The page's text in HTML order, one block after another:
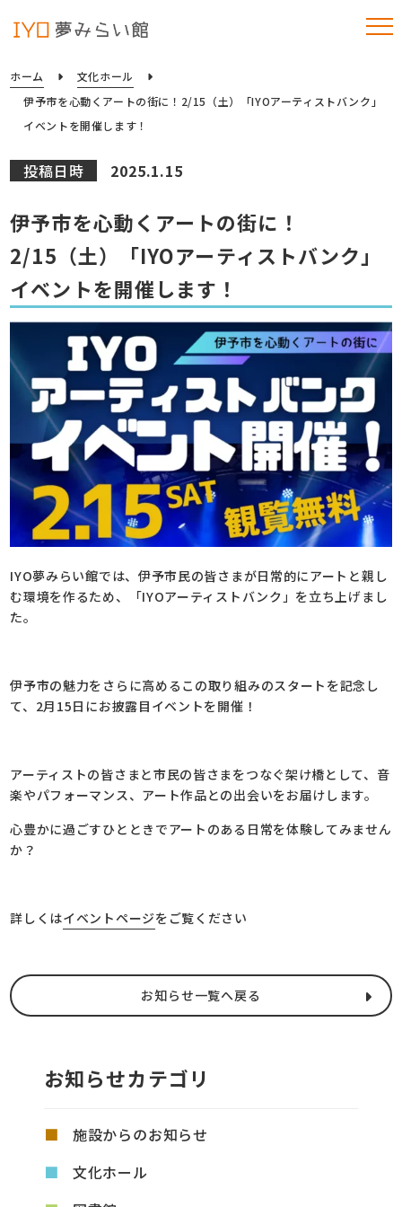
ホーム
文化ホール
伊予市を心動くアートの街に！2/15（土）「IYOアーティストバンク」
イベントを開催します！
投稿日時 2025.1.15
伊予市を心動くアートの街に！
2/15（土）「IYOアーティストバンク」
イベントを開催します！
IYO夢みらい館では、伊予市民の皆さまが日常的にアートと親し
む環境を作るため、「IYOアーティストバンク」を立ち上げまし
た。
伊予市の魅力をさらに高めるこの取り組みのスタートを記念し
て、2月15日にお披露目イベントを開催！
アーティストの皆さまと市民の皆さまをつなぐ架け橋として、音
楽やパフォーマンス、アート作品との出会いをお届けします。
心豊かに過ごすひとときでアートのある日常を体験してみません
か？
詳しくはイベントページをご覧ください
お知らせ一覧へ戻る
お知らせカテゴリ
施設からのお知らせ
文化ホール